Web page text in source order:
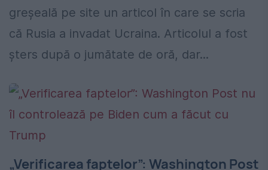
greșeală pe site un articol în care se scria
că Rusia a invadat Ucraina. Articolul a fost
șters după o jumătate de oră, dar...
„Verificarea faptelor”: Washington Post